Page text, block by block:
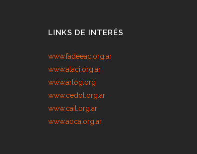
LINKS DE INTERÉS
www.fadeeac.org.ar
www.ataci.org.ar
www.arlog.org
www.cedol.org.ar
www.cail.org.ar
www.aoca.org.ar